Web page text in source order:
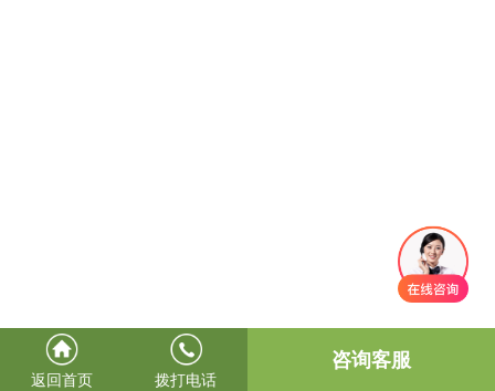
返回首页 拨打电话
咨询客服